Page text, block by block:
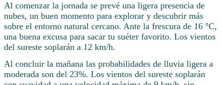
Al comenzar la jornada se prevé una ligera presencia de
nubes, un buen momento para explorar y descubrir más
sobre el entorno natural cercano. Ante la frescura de 16 °C,
una buena excusa para sacar tu suéter favorito. Los vientos
del sureste soplarán a 12 km/h.
Al concluir la mañana las probabilidades de lluvia ligera a
moderada son del 23%. Los vientos del sureste soplarán